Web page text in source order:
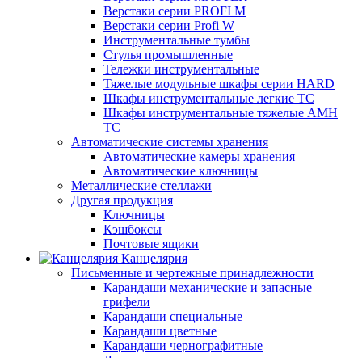
Верстаки серии PROFI M
Верстаки серии Profi W
Инструментальные тумбы
Стулья промышленные
Тележки инструментальные
Тяжелые модульные шкафы серии HARD
Шкафы инструментальные легкие ТС
Шкафы инструментальные тяжелые AMH
TC
Автоматические системы хранения
Автоматические камеры хранения
Автоматические ключницы
Металлические стеллажи
Другая продукция
Ключницы
Кэшбоксы
Почтовые ящики
Канцелярия
Письменные и чертежные принадлежности
Карандаши механические и запасные
грифели
Карандаши специальные
Карандаши цветные
Карандаши чернографитные